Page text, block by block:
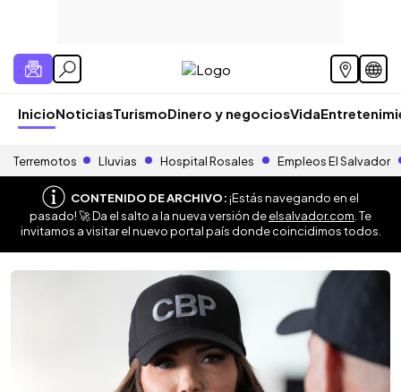
InicioNoticiasTurismoDinero y negociosVida
Terremotos Lluvias Hospital Rosales Empleos El Salvador
CONTENIDO DE ARCHIVO:¡Estás navegando en el
pasado! 🚀 Da el salto a la nueva versión deelsalvador.com . Te
invitamos a visitar el nuevo portal país donde coincidimos todos.